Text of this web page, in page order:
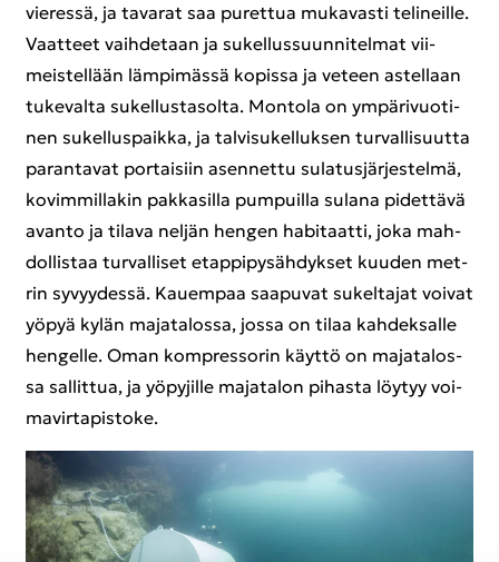
vie­res­sä, ja ta­va­rat saa pu­ret­tua mu­ka­vas­ti te­li­neil­le.
Vaat­teet vaih­de­taan ja su­kel­lus­suun­ni­tel­mat vii­
meis­tel­lään läm­pi­mäs­sä ko­pis­sa ja ve­teen as­tel­laan
tu­ke­val­ta su­kel­lus­ta­sol­ta. Mon­to­la on ym­pä­ri­vuo­ti­
nen su­kel­lus­paik­ka, ja tal­vi­su­kel­luk­sen tur­val­li­suut­ta
pa­ran­ta­vat por­tai­siin asen­net­tu su­la­tus­jär­jes­tel­mä,
ko­vim­mil­la­kin pak­ka­sil­la pum­puil­la su­la­na pi­det­tä­vä
avan­to ja ti­la­va nel­jän hen­gen ha­bi­taat­ti, joka mah­
dol­lis­taa tur­val­li­set etap­pi­py­säh­dyk­set kuu­den met­
rin sy­vyy­des­sä. Kau­em­paa saa­pu­vat su­kel­ta­jat voi­vat
yöpyä kylän ma­ja­ta­los­sa, jossa on tilaa kah­dek­sal­le
hen­gel­le. Oman kompres­so­rin käyt­tö on ma­ja­ta­los­
sa sal­lit­tua, ja yö­py­jil­le ma­ja­ta­lon pi­has­ta löy­tyy voi­
ma­vir­ta­pis­to­ke.